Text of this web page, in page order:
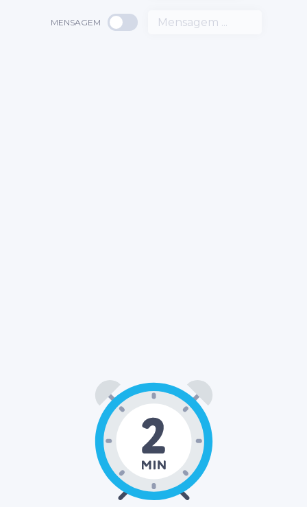
MENSAGEM
02
MINUTOS
: 00
SEGUNDOS